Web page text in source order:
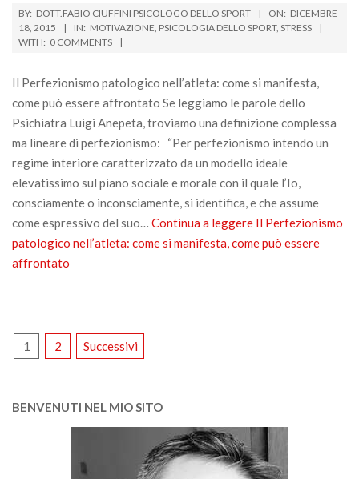
2015-
12-
18
BY: DOTT.FABIO CIUFFINI PSICOLOGO DELLO SPORT ON: DICEMBRE
18, 2015
IN: MOTIVAZIONE, PSICOLOGIA DELLO SPORT, STRESS
WITH: 0 COMMENTS
Il Perfezionismo patologico nell’atleta: come si manifesta,
come può essere affrontato Se leggiamo le parole dello
Psichiatra Luigi Anepeta, troviamo una definizione complessa
ma lineare di perfezionismo: “Per perfezionismo intendo un
regime interiore caratterizzato da un modello ideale
elevatissimo sul piano sociale e morale con il quale l’Io,
consciamente o inconsciamente, si identifica, e che assume
come espressivo del suo… Continua a leggere Il Perfezionismo
patologico nell’atleta: come si manifesta, come può essere
affrontato
PAGINAZIONE
ARTICOLI
1 2 Successivi
BENVENUTI NEL MIO SITO